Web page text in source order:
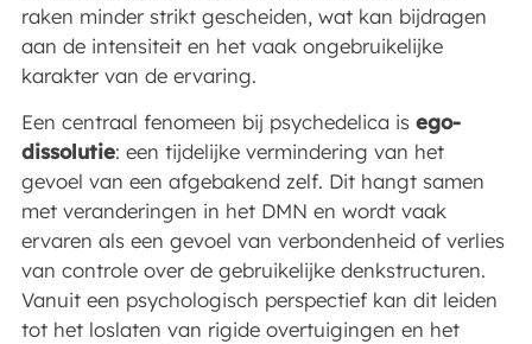
raken minder strikt gescheiden, wat kan bijdragen
aan de intensiteit en het vaak ongebruikelijke
karakter van de ervaring.
Een centraal fenomeen bij psychedelica is ego-
dissolutie: een tijdelijke vermindering van het
gevoel van een afgebakend zelf. Dit hangt samen
met veranderingen in het DMN en wordt vaak
ervaren als een gevoel van verbondenheid of verlies
van controle over de gebruikelijke denkstructuren.
Vanuit een psychologisch perspectief kan dit leiden
tot het loslaten van rigide overtuigingen en het